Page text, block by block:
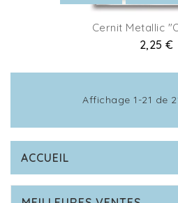
Cernit Metallic
Prix
2,25 €
Affichage 1-21 de
ACCUEIL